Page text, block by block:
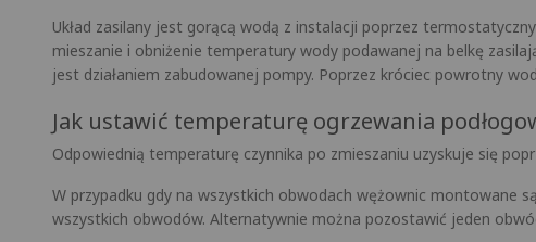
Układ zasilany jest gorącą wodą z instalacji poprzez
mieszanie i obniżenie temperatury wody podawanej na belkę
jest działaniem zabudowanej pompy. Poprzez króciec powrotny
Jak ustawić temperaturę ogrzewania
Odpowiednią temperaturę czynnika po zmieszaniu uzyskuje się
W przypadku gdy na wszystkich obwodach wężownic montowane
wszystkich obwodów. Alternatywnie można pozostawić jeden